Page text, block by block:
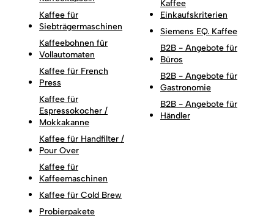
Kaffee für
Siebträgermaschinen
Kaffeebohnen für
Vollautomaten
Kaffee für French
Press
Kaffee für
Espressokocher /
Mokkakanne
Kaffee für Handfilter /
Pour Over
Kaffee für
Kaffeemaschinen
Kaffee für Cold Brew
Probierpakete
Kaffee
Einkaufskriterien
Siemens EQ. Kaffee
B2B - Angebote für
Büros
B2B - Angebote für
Gastronomie
B2B - Angebote für
Händler